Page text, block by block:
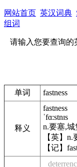
网站首页 英汉词典
组词
请输入您要查询的
单词 fastness
释义
fastness
ˈfɑ:stnɪs
n.要塞,城
【英】n.
【记】